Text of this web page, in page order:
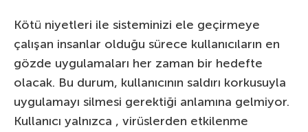
Kötü niyetleri ile sisteminizi ele geçirmeye
çalışan insanlar olduğu sürece kullanıcıların en
gözde uygulamaları her zaman bir hedefte
olacak. Bu durum, kullanıcının saldırı korkusuyla
uygulamayı silmesi gerektiği anlamına gelmiyor.
Kullanıcı yalnızca , virüslerden etkilenme